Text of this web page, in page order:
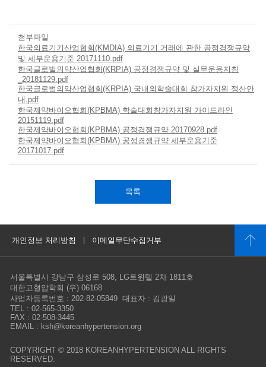
첨부파일
한국의료기기산업협회(KMDIA) 의료기기 거래에 관한 공정경쟁규약
및 세부운용기준 20171110.pdf
한국글로벌의약산업협회(KRPIA) 공정경쟁규약 및 실무운용지침
_20181129.pdf
한국글로벌의약산업협회(KRPIA) 국내외학술대회 참가자지원 정산안
내.pdf
한국제약바이오협회(KPBMA) 학술대회참가자지원 가이드라인
20151119.pdf
한국제약바이오협회(KPBMA) 공정경쟁규약 20170928.pdf
한국제약바이오협회(KPBMA) 공정경쟁규약 세부운용기준
20171017.pdf
목록
개인정보 처리방침 이메일무단수집거부
서울특별시 강남구 삼성로 508, LG트윈텔 2차 1811호
대한고혈압학회 (우) 06168
사업자등록번호 : 202-82-05849 대표자 : 김광일
TEL : 02-565-3350
FAX : 02-508-3445
EMAIL : ksh@koreanhypertension.org
COPYRIGHT © 2018 KOREANHYPERTENSION ALL RIGHTS
RESERVED.